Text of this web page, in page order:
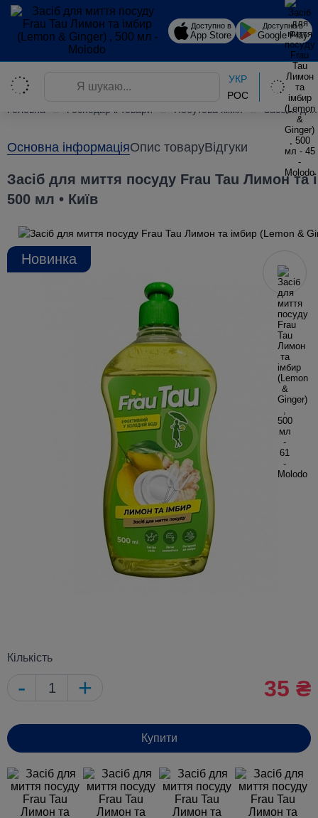
Доступно в
App Store
Доступно в
Google Play
УКР
РОС
Головна
Господарчі товари Побутова хімія Засоби
Основна інформаціяОпис товаруВідгуки
Засіб для миття посуду Frau Tau Лимон та
500 мл • Київ
Новинка
Кількість
- + 35 ₴
Купити